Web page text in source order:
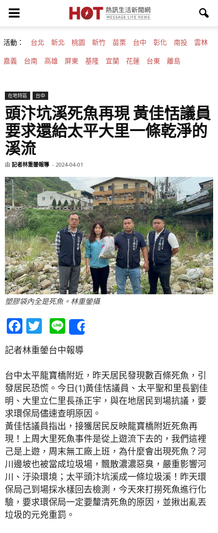
活動： 台北 新北 桃園 新竹 苗栗 台中 彰化 南投 雲林
嘉義 台南 高雄 屏東 基隆 宜蘭 花蓮 台東 離島
在地特區 台中
頭汴坑溪死魚再現 黃佳恬議員
要求還給太平大里一條乾淨的
溪流
由 記者林重鎣報導 - 2024-04-01
塑膠袋內全是死魚。林重鎣攝
Facebook
Twitter
Line
記者林重鎣台中報導
台中太平龍寶橋附近，昨天居民發現數百條死魚，引
發居民恐慌。今日(1)黃佳恬議員、太平聖和里長劉佳
明、大里立仁里長孫正宇，與在地居民到場抗議，要
求環保局儘速查明原因。
黃佳恬議員指出，接獲居民反映龍寶橋附近死魚再
現！上周大里死魚事件是從上遊流下去的，我們這裡
己是上遊，周末無工廠上班，為什麼會出現死魚？河
川邊坡也被當成垃圾場，飄散濃濃惡臭，嚴重影響河
川、汙染環境；太平頭汴坑溪成一條垃圾溪！昨天環
保局己到場採水樣回去檢測，今天來打撈死魚進行化
驗，要求環保局一定要釐清死魚的原因，並揪出亂丟
垃圾的元兇重罰。